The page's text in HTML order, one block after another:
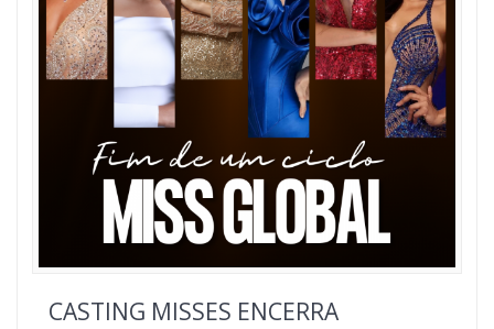
CASTING MISSES ENCERRA